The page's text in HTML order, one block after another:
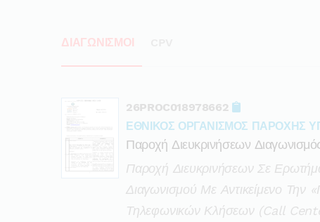
ΔΙΑΓΩΝΙΣΜΟΙ
26PROC018978662
ΕΘΝΙΚΟΣ ΟΡΓΑΝΙΣΜΟΣ ΠΑΡΟΧΗΣ
Παροχή Διευκρινήσεων
Παροχή Διευκρινήσεων Σε
Διαγωνισμού Με Αντικείμενο Την
Τηλεφωνικών Κλήσεων (call